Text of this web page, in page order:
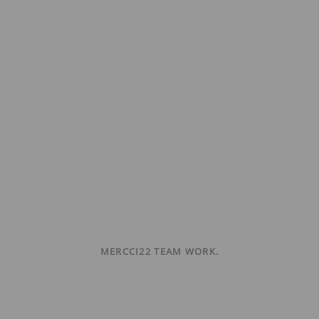
MERCCI22 TEAM WORK.